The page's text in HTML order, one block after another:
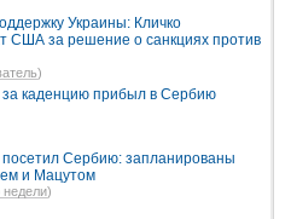
Украины: Кличко
США за решение о санкциях против
)
за каденцию прибыл в Сербию
Сербию: запланированы
и Мацутом
недели)